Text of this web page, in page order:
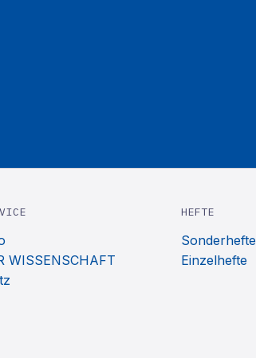
WISSENSCHAFT
HEFTE
Sonderhefte
Einzelhefte